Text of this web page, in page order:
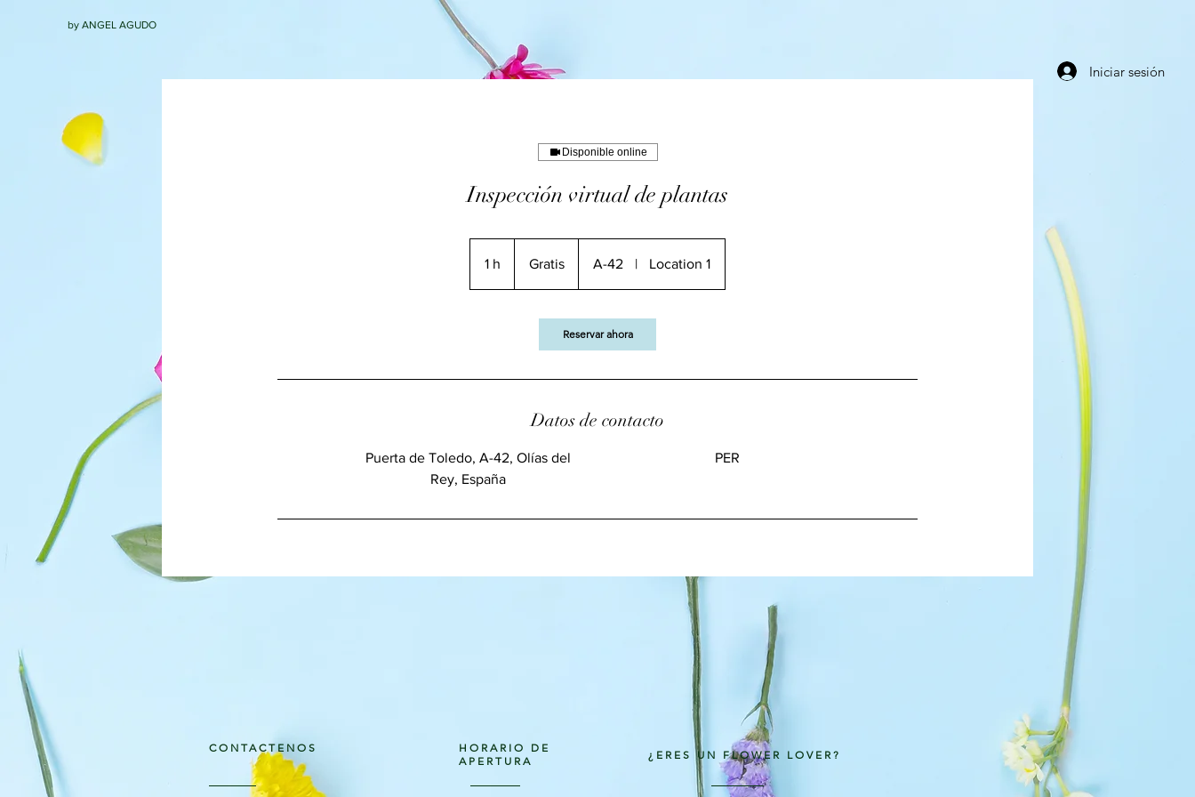
by ANGEL AGUDO
Iniciar sesión
Disponible online
Inspección virtual de plantas
1 h Gratis A-42 | Location 1
Reservar ahora
Datos de contacto
Puerta de Toledo, A-42, Olías del
Rey, España
PER
CONTACTENOS
HORARIO DE
APERTURA
¿ERES UN FLOWER LOVER?